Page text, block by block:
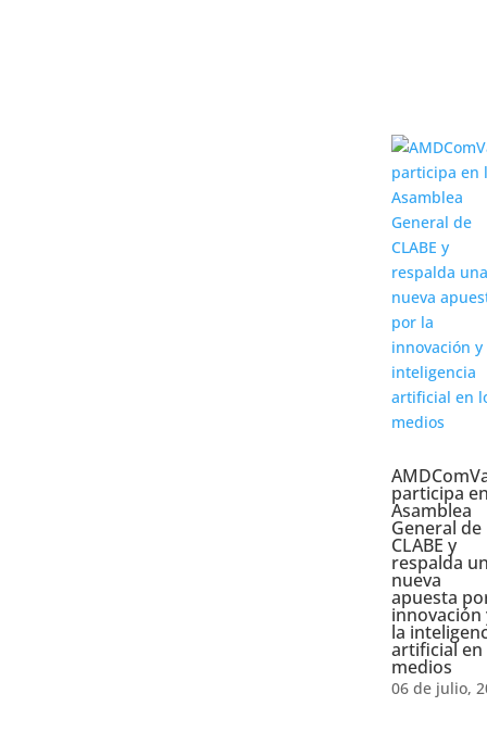
participa
Asamblea
General de
CLABE y
respalda
nueva
apuesta
innovación
la
artificial en
medios
06 de julio,